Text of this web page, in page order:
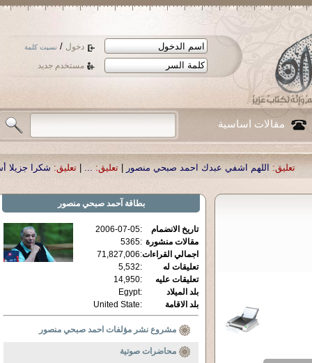
دخول / نسيت كلمة
مستخدم جديد
مقالات اساسية
اشفي عبدك احمد صبحي منصور |تعليق: ...
|تعليق: شكرا جزيلا أستاذ حمد
بطاقة آحمد صبحي منصور
تاريخ الانضمام :
2006-07-05
مقالات منشورة :
5365
اجمالي القراءات:
71,827,006
تعليقات له
:
5,532
تعليقات عليه
:
14,950
بلد الميلاد
:
Egypt
بلد الاقامة
:
United State
مشروع نشر مؤلفات احمد صبحي منصور
محاضرات صوتية